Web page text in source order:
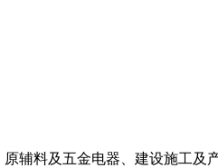
辅料及五金电器、建设施工